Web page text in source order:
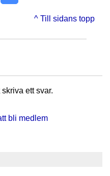
^ Till sidans topp
ett svar.
bli medlem